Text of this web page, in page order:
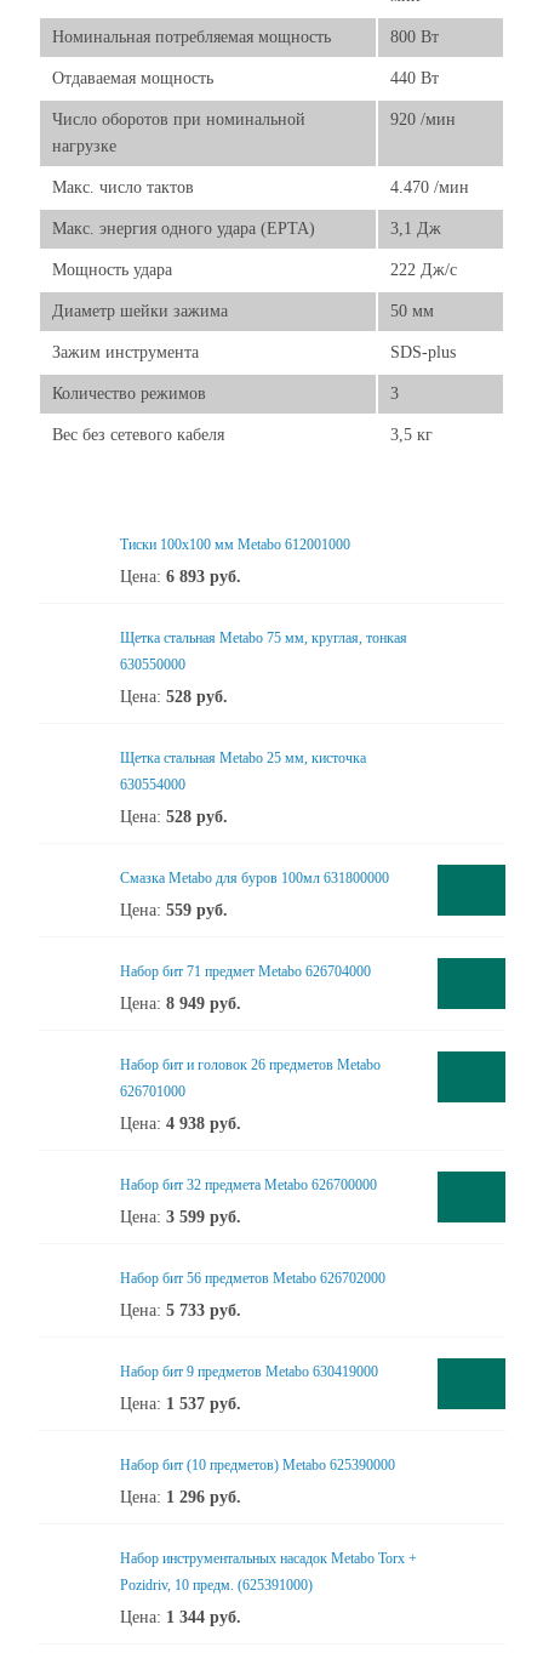
Номинальная потребляемая мощность 800 Вт
Отдаваемая мощность 440 Вт
Число оборотов при номинальной
нагрузке
920 /мин
Макс. число тактов 4.470 /мин
Макс. энергия одного удара (EPTA) 3,1 Дж
Мощность удара 222 Дж/с
Диаметр шейки зажима 50 мм
Зажим инструмента SDS-plus
Количество режимов 3
Вес без сетевого кабеля 3,5 кг
Тиски 100х100 мм Metabo 612001000
Цена: 6 893 руб.
Щетка стальная Metabo 75 мм, круглая, тонкая
630550000
Цена: 528 руб.
Щетка стальная Metabo 25 мм, кисточка
630554000
Цена: 528 руб.
Смазка Metabo для буров 100мл 631800000
Цена: 559 руб.
Набор бит 71 предмет Metabo 626704000
Цена: 8 949 руб.
Набор бит и головок 26 предметов Metabo
626701000
Цена: 4 938 руб.
Набор бит 32 предмета Metabo 626700000
Цена: 3 599 руб.
Набор бит 56 предметов Metabo 626702000
Цена: 5 733 руб.
Набор бит 9 предметов Metabo 630419000
Цена: 1 537 руб.
Набор бит (10 предметов) Metabo 625390000
Цена: 1 296 руб.
Набор инструментальных насадок Metabo Torx +
Pozidriv, 10 предм. (625391000)
Цена: 1 344 руб.